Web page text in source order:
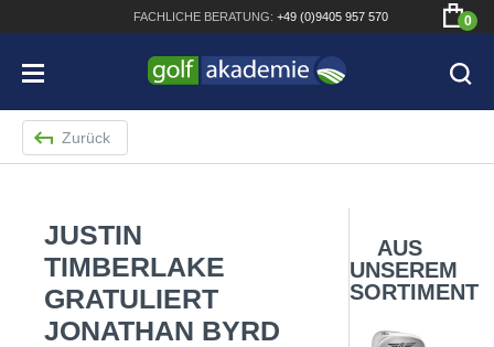
FACHLICHE BERATUNG: +49 (0)9405 957 570 0
Bridgestone JGR Driver 2018
Cobra King F8+ Driver
Titleist Pro V1x mit gratis Schriftaufdruck
Zurück
JUSTIN
TIMBERLAKE
GRATULIERT
JONATHAN BYRD
AUS
UNSEREM
SORTIMENT